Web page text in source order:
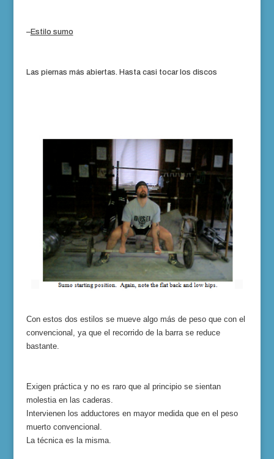
–Estilo sumo
Las piernas más abiertas. Hasta casi tocar los discos
Con estos dos estilos se mueve algo más de peso que con el
convencional, ya que el recorrido de la barra se reduce
bastante.
Exigen práctica y no es raro que al principio se sientan
molestia en las caderas.
Intervienen los adductores en mayor medida que en el peso
muerto convencional.
La técnica es la misma.